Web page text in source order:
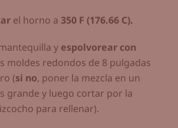
el horno a 350 F (176.66 C).
y espolvorear con
moldes redondos de 8 pulgadas
(si no, poner la mezcla en un
grande y luego cortar por la
para rellenar).